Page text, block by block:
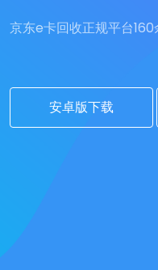
京东e卡回收正规平台
安卓版下载